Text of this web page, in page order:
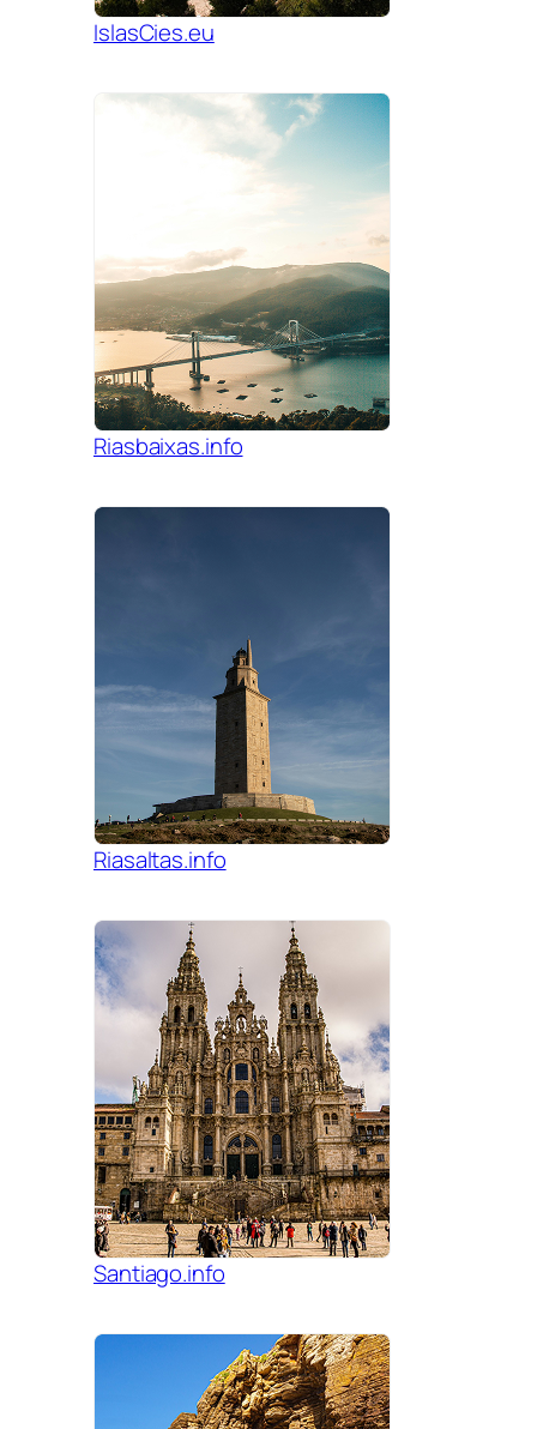
IslasCies.eu
Riasbaixas.info
Riasaltas.info
Santiago.info